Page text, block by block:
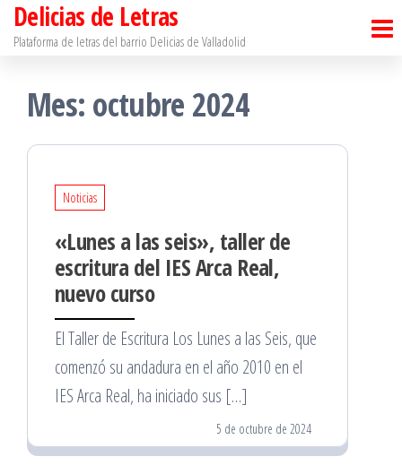
SaltarDelicias de Letras
Plataforma de letras del barrio Delicias de Valladolid
Mes: octubre 2024
Noticias
«Lunes a las seis», taller de
escritura del IES Arca Real,
nuevo curso
El Taller de Escritura Los Lunes a las Seis, que
comenzó su andadura en el año 2010 en el
IES Arca Real, ha iniciado sus […]
5 de octubre de 2024